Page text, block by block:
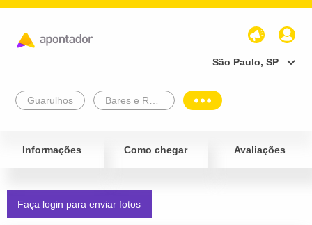
São Paulo, SP
Guarulhos
Informações Como chegar Avaliações
Faça login para enviar fotos